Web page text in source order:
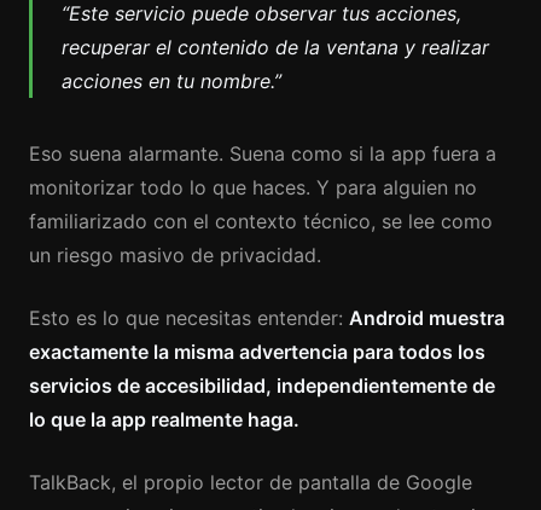
“Este servicio puede observar tus acciones,
recuperar el contenido de la ventana y realizar
acciones en tu nombre.”
Eso suena alarmante. Suena como si la app fuera a
monitorizar todo lo que haces. Y para alguien no
familiarizado con el contexto técnico, se lee como
un riesgo masivo de privacidad.
Esto es lo que necesitas entender: Android muestra
exactamente la misma advertencia para todos los
servicios de accesibilidad, independientemente de
lo que la app realmente haga.
TalkBack, el propio lector de pantalla de Google